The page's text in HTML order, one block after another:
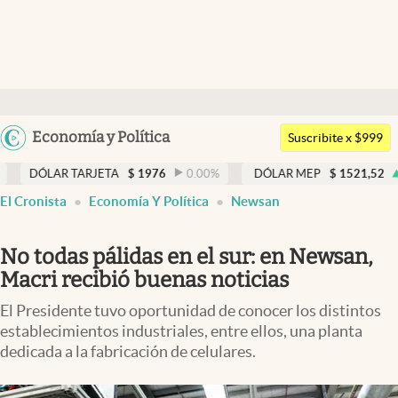
Argentina
Uruguay
Economía y Política
Members
Economía y Política
Finanzas y Mercados
Negocios
Columnistas
Otras secciones
Suscribite x $999
TARJETA $ 1976 0.00% DÓLAR MEP $ 1521,52 0.23%
El Cronista Economía Y Política Newsan
No todas pálidas en el sur: en Newsan,
Macri recibió buenas noticias
El Presidente tuvo oportunidad de conocer los distintos
establecimientos industriales, entre ellos, una planta
dedicada a la fabricación de celulares.